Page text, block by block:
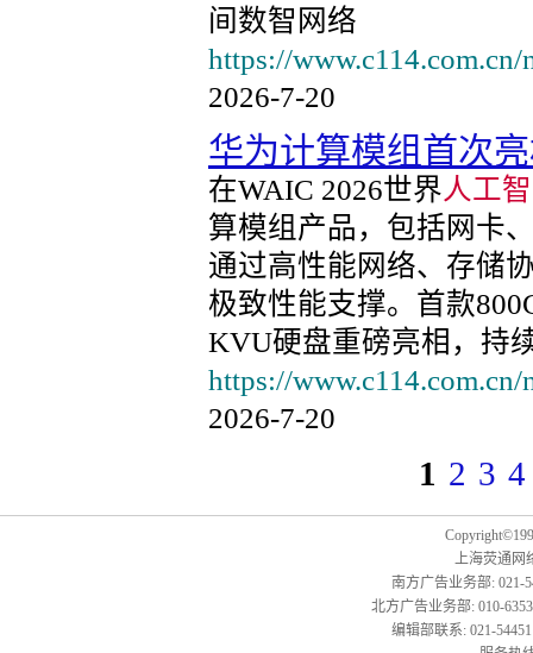
间数智网络
https://
2026-7-20
华为计算模组首次
在WAIC 2026世界人工
算模组产品，包括网卡
通过高性能网络、存储
极致性能支撑。首款
KVU硬盘重磅亮相，持
https://
2026-7-20
1 2 3 4
上海荧通网
南方广告业务部: 021-
北方广告业务部: 010-
编辑部联系: 021-